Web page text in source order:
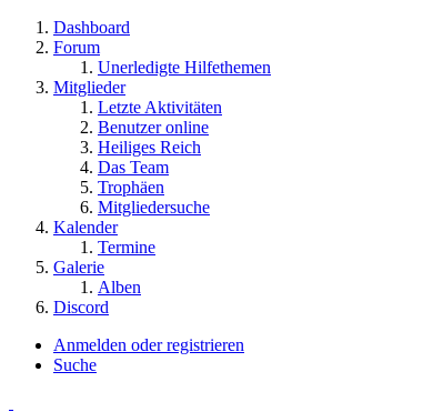
Dashboard
Forum
Unerledigte Hilfethemen
Mitglieder
Letzte Aktivitäten
Benutzer online
Heiliges Reich
Das Team
Trophäen
Mitgliedersuche
Kalender
Termine
Galerie
Alben
Discord
Anmelden oder registrieren
Suche